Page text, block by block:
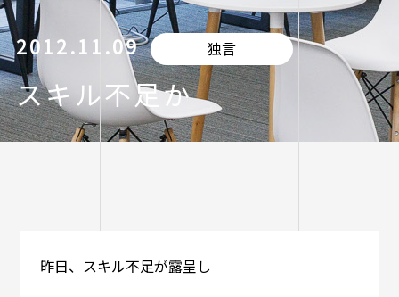
2012.11.09 独言
スキル不足か
昨日、スキル不足が露呈し